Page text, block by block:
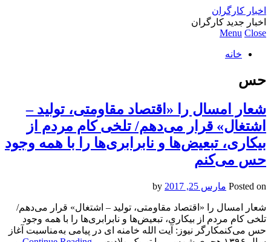
اخبار کارگران
اخبار جدید کارگران
Menu Close
خانه
حس
شعار امسال را «اقتصاد مقاومتی، تولید –
اشتغال» قرار می‌دهم/ تلخی کام مردم از
بیکاری، تبعیض‌ها و نابرابری‌ها را با همه‌ وجود
حس می‌کنم
Posted on مارس 25, 2017
شعار امسال را «اقتصاد مقاومتی، تولید – اشتغال» قرار می‌دهم/
تلخی کام مردم از بیکاری، تبعیض‌ها و نابرابری‌ها را با همه‌ وجود
حس می‌کنمکارگر نیوز: آیت الله خامنه ای در پیامی به‌مناسبت آغاز